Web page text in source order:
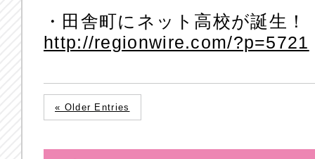
・田舎町にネット高校が誕生！
http://regionwire.com/?p=5721
« Older Entries